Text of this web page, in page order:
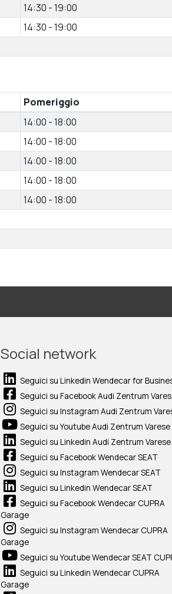
14:30 - 19:00
14:30 - 19:00
Pomeriggio
14:00 - 18:00
14:00 - 18:00
14:00 - 18:00
14:00 - 18:00
14:00 - 18:00
Social network
Seguici su Linkedin Wendecar for
Seguici su Facebook Audi Zentrum
Seguici su Instagram Audi Zentrum
Seguici su Youtube Audi Zentrum Varese
Seguici su Linkedin Audi Zentrum Varese
Seguici su Facebook Wendecar SEAT
Seguici su Instagram Wendecar SEAT
Seguici su Linkedin Wendecar SEAT
Seguici su Facebook Wendecar CUPRA
Garage
Seguici su Instagram Wendecar CUPRA
Garage
Seguici su Youtube Wendecar SEAT
Seguici su Linkedin Wendecar CUPRA
Garage